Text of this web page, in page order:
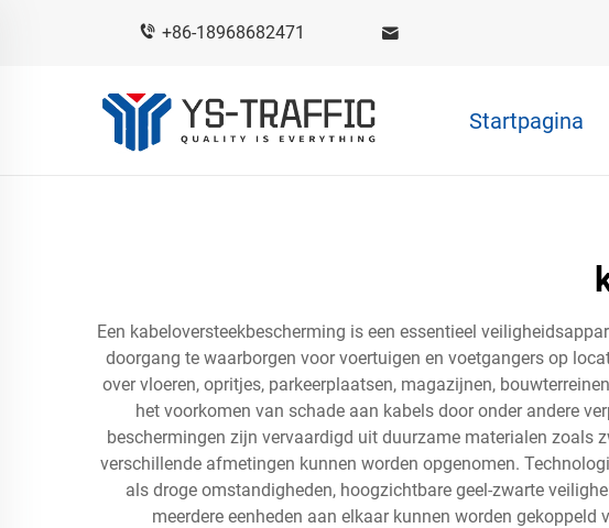
+86-18968682471
Startpagina
Een kabeloversteekbescherming is een essentieel
doorgang te waarborgen voor voertuigen en voetgangers op
over vloeren, opritjes, parkeerplaatsen, magazijnen,
het voorkomen van schade aan kabels door onder andere
beschermingen zijn vervaardigd uit duurzame materialen zoals
verschillende afmetingen kunnen worden opgenomen.
als droge omstandigheden, hoogzichtbare geel-zwarte
meerdere eenheden aan elkaar kunnen worden